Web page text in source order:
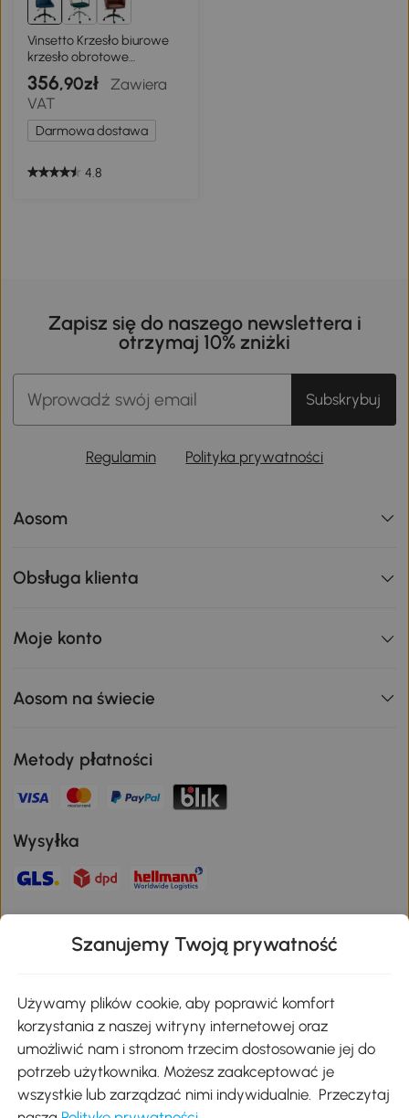
Vinsetto Krzesło biurowe
krzesło obrotowe
ergonomiczny design
aksamitnopodobny
poliester kolor niebieski
356,90zł
Zawiera
VAT
Darmowa dostawa
4.8
Zapisz się do naszego newslettera i
otrzymaj 10% zniżki
Subskrybuj
Regulamin Polityka prywatności
Aosom
Obsługa klienta
Moje konto
Aosom na świecie
Metody płatności
Wysyłka
Pobierz aplikację Aosom
Google Play
Szanujemy Twoją prywatność
Używamy plików cookie, aby poprawić komfort
korzystania z naszej witryny internetowej oraz
umożliwić nam i stronom trzecim dostosowanie jej do
potrzeb użytkownika. Możesz zaakceptować je
wszystkie lub zarządzać nimi indywidualnie. Przeczytaj